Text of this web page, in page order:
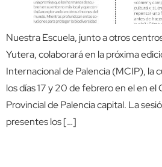
Nuestra Escuela, junto a otros
Yutera, colaborará en la próxima
Internacional de Palencia (MCIP), la
los días 17 y 20 de febrero en el en
Provincial de Palencia capital. La
presentes los […]